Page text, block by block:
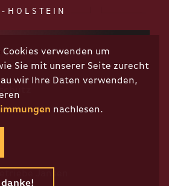
verwenden um
Sie mit unserer Seite zurecht
wir Ihre Daten verwenden,
nachlesen.
HOLSTEIN